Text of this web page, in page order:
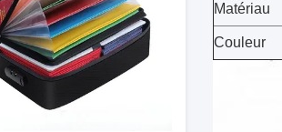
Matériau
Couleur